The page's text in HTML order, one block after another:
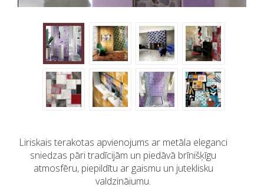
Liriskais terakotas apvienojums ar metāla eleganci
sniedzas pāri tradīcijām un piedāvā brīnišķīgu
atmosfēru, piepildītu ar gaismu un juteklisku
valdzinājumu.